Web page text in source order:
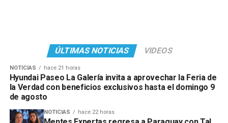
ÚLTIMAS NOTICIAS VIDEOS
NOTICIAS hace 21 horas
Hyundai Paseo La Galería invita a aprovechar la Feria de
la Verdad con beneficios exclusivos hasta el domingo 9
de agosto
NOTICIAS hace 22 horas